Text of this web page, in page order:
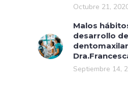
Octubre 21,
Malos
desarrollo
Septiembre 14,